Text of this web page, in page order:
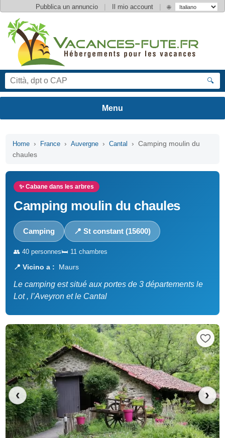
Pubblica un annuncio | Il mio account | 🌐
🔍
Home › France ›Auvergne ›Cantal
› Camping moulin du
chaules
✨ Cabane dans les arbres
Camping moulin du chaules
Camping 📍 St constant (15600)
👥 40 personnes🛏️ 11 chambres
📍 Vicino a : Maurs
Le camping est situé aux portes de 3 départements le
Lot , l’Aveyron et le Cantal
‹ ›